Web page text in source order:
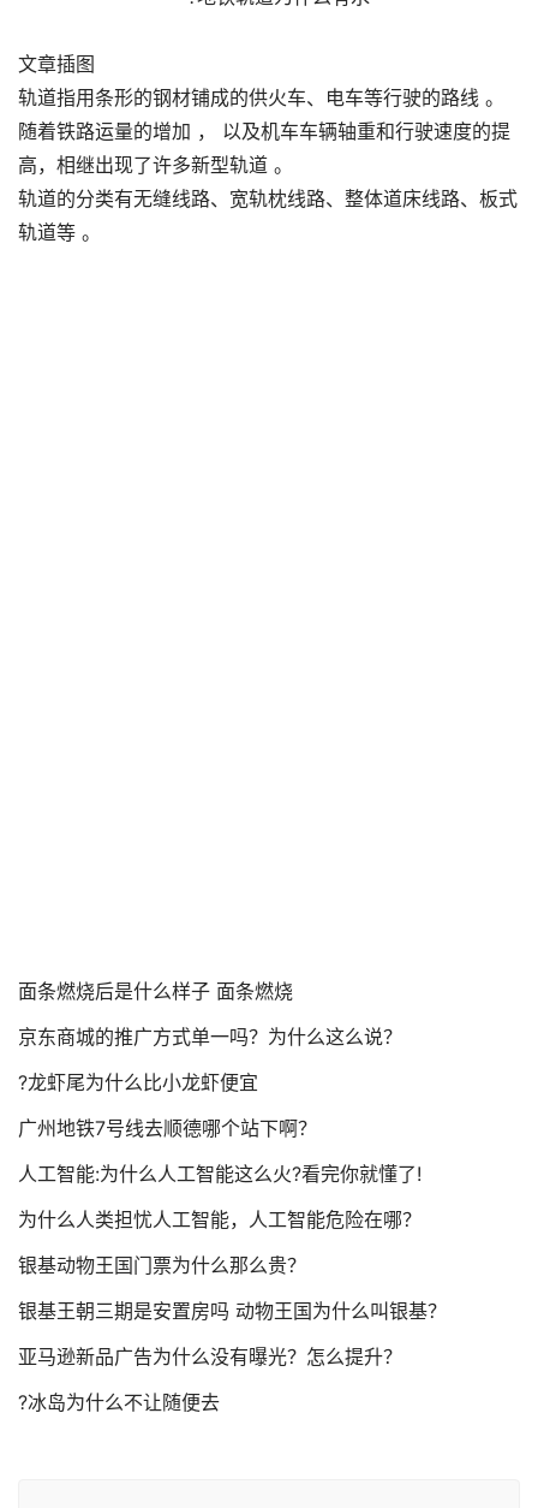
文章插图
轨道指用条形的钢材铺成的供火车、电车等行驶的路线 。
随着铁路运量的增加 ， 以及机车车辆轴重和行驶速度的提
高，相继出现了许多新型轨道 。
轨道的分类有无缝线路、宽轨枕线路、整体道床线路、板式
轨道等 。
面条燃烧后是什么样子 面条燃烧
京东商城的推广方式单一吗？为什么这么说？
?龙虾尾为什么比小龙虾便宜
广州地铁7号线去顺德哪个站下啊？
人工智能:为什么人工智能这么火?看完你就懂了!
为什么人类担忧人工智能，人工智能危险在哪？
银基动物王国门票为什么那么贵？
银基王朝三期是安置房吗 动物王国为什么叫银基？
亚马逊新品广告为什么没有曝光？怎么提升？
?冰岛为什么不让随便去